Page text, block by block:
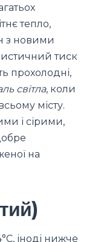
тепло,
з новими
тиск
прохолодні,
світла, коли
місту.
і сірими,
на
іноді нижче